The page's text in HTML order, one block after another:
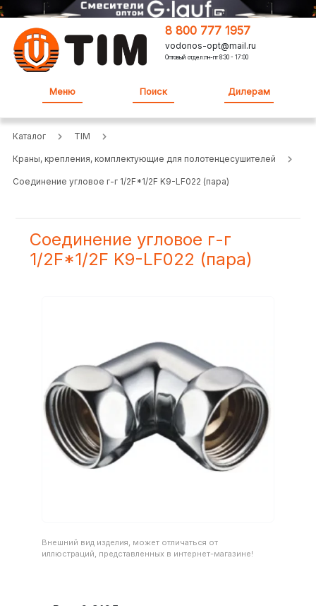
8 800 777 1957
vodonos-opt@mail.ru
Оптовый отдел:пн-пт 8:30 - 17:00
Меню Поиск Дилерам
Каталог TIM
Краны, крепления, комплектующие для полотенцесушителей
Соединение угловое г-г 1/2F*1/2F K9-LF022 (пара)
Соединение угловое г-г
1/2F*1/2F K9-LF022 (пара)
Внешний вид изделия, может отличаться от
иллюстраций, представленных в интернет-магазине!